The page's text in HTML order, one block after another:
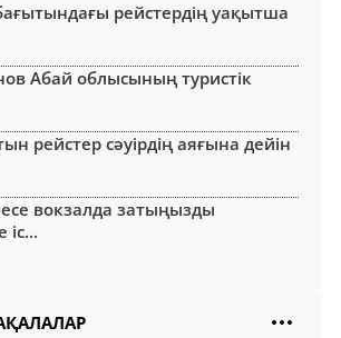
рейстердің уақытша
Абай облысының туристік
рейстер сәуірдің аяғына дейін
вокзалда затыңызды